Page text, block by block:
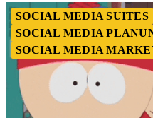
SOCIAL MEDIA SUITES
SOCIAL MEDIA
SOCIAL MEDIA